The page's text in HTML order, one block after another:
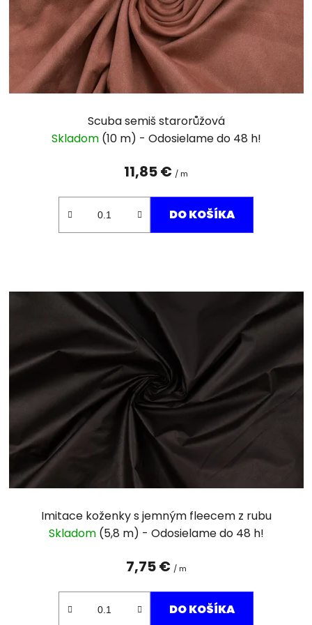
o
d
u
Scuba semiš starorůžová
Skladom (10 m)
11,85 € / m
DO KOŠÍKA
Imitace koženky s jemným fleecem z rubu
Skladom (5,8 m)
7,75 € / m
DO KOŠÍKA